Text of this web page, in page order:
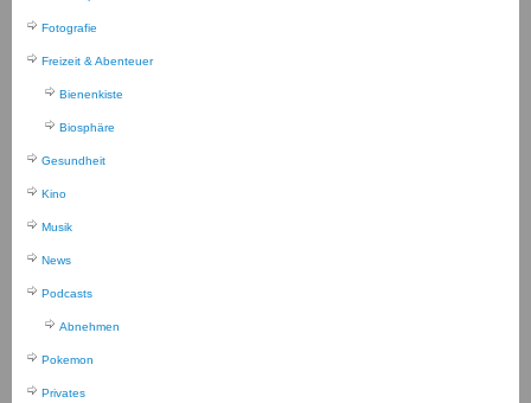
Fotografie
Freizeit & Abenteuer
Bienenkiste
Biosphäre
Gesundheit
Kino
Musik
News
Podcasts
Abnehmen
Pokemon
Privates